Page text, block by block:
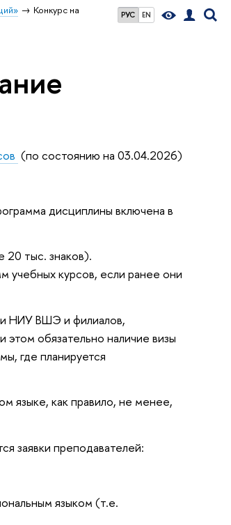
РУС EN
Конкурс на
(по состоянию на 03.04.2026)
дисциплины включена в
тыс. знаков).
учебных курсов, если ранее они
НИУ ВШЭ и филиалов,
обязательно наличие визы
где планируется
языке, как правило, не менее,
заявки преподавателей:
языком (т.е.